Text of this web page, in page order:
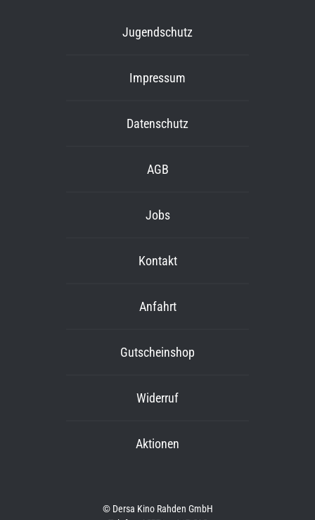
Jugendschutz
Impressum
Datenschutz
AGB
Jobs
Kontakt
Anfahrt
Gutscheinshop
Widerruf
Aktionen
© Dersa Kino Rahden GmbH